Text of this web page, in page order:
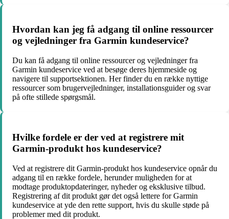
Hvordan kan jeg få adgang til online ressourcer
og vejledninger fra Garmin kundeservice?
Du kan få adgang til online ressourcer og vejledninger fra
Garmin kundeservice ved at besøge deres hjemmeside og
navigere til supportsektionen. Her finder du en række nyttige
ressourcer som brugervejledninger, installationsguider og svar
på ofte stillede spørgsmål.
Hvilke fordele er der ved at registrere mit
Garmin-produkt hos kundeservice?
Ved at registrere dit Garmin-produkt hos kundeservice opnår du
adgang til en række fordele, herunder muligheden for at
modtage produktopdateringer, nyheder og eksklusive tilbud.
Registrering af dit produkt gør det også lettere for Garmin
kundeservice at yde den rette support, hvis du skulle støde på
problemer med dit produkt.